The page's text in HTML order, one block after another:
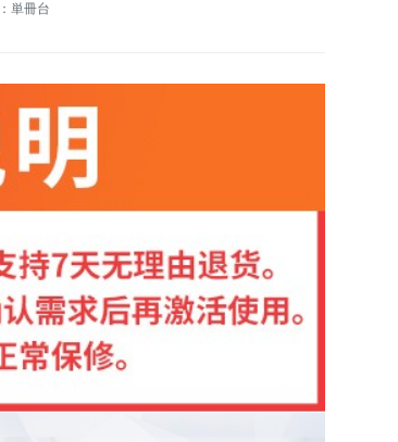
単冊台